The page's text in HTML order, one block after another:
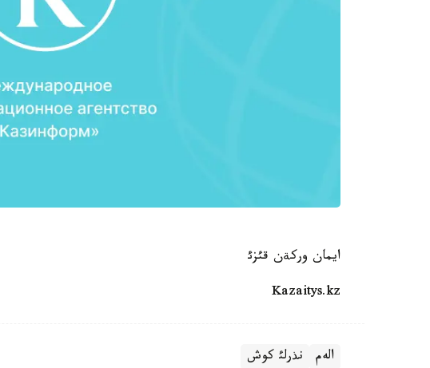
ايمان وركةن قئزئ
Kazaitys.kz
الەم نذرلئ كوش